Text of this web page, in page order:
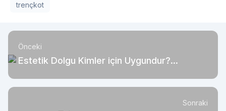
trençkot
Önceki
Estetik Dolgu Kimler için Uygundur?
Sonraki